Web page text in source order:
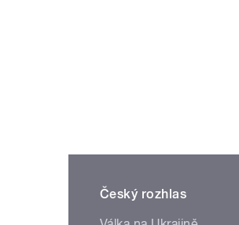
Český rozhlas